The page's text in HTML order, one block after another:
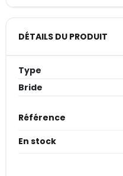
DÉTAILS DU PRODUIT
Type
Bride
Référence
En stock